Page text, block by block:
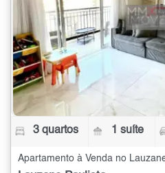
3 quartos 1 suíte